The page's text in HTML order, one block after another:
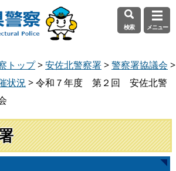
検索 メニュー
トップ>安佐北警察署>警察署協議会 >
状況 >令和７年度 第２回 安佐北警